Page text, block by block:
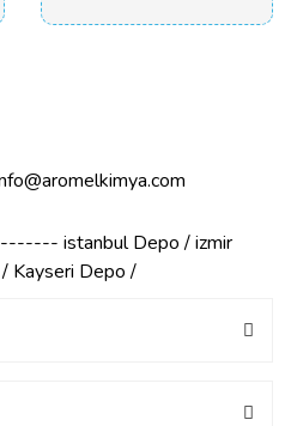
istanbul Depo / izmir
Kayseri Depo /